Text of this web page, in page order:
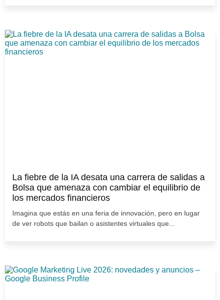
La fiebre de la IA desata una carrera de salidas a
Bolsa que amenaza con cambiar el equilibrio de
los mercados financieros
Imagina que estás en una feria de innovación, pero en lugar
de ver robots que bailan o asistentes virtuales que...